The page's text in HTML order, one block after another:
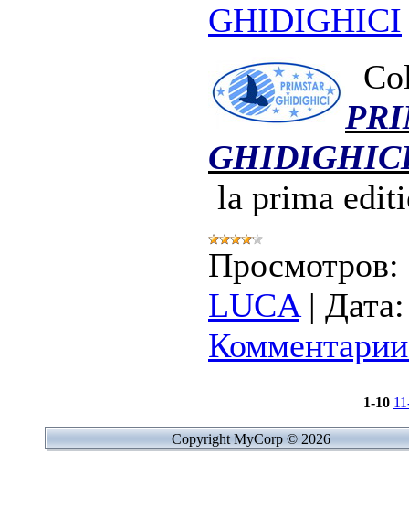
GHIDIGHICI
la prima
Просмотров:
LUCA | Дата:
1-10
Copyright MyCorp © 2026